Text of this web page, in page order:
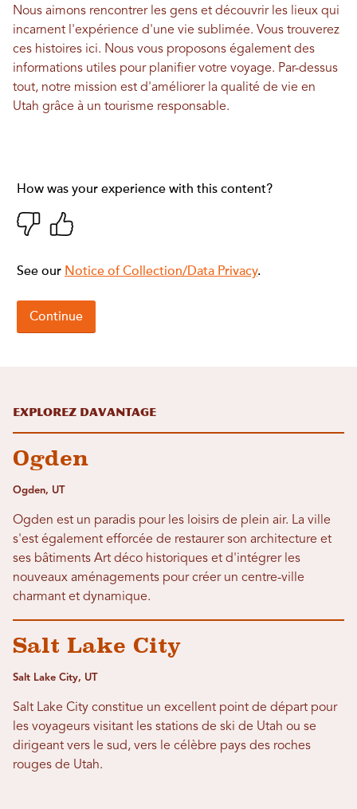
Nous aimons rencontrer les gens et découvrir les lieux qui
incarnent l'expérience d'une vie sublimée. Vous trouverez
ces histoires ici. Nous vous proposons également des
informations utiles pour planifier votre voyage. Par-dessus
tout, notre mission est d'améliorer la qualité de vie en
Utah grâce à un tourisme responsable.
Explorez davantage
Ogden
Ogden, UT
Ogden est un paradis pour les loisirs de plein air. La ville
s'est également efforcée de restaurer son architecture et
ses bâtiments Art déco historiques et d'intégrer les
nouveaux aménagements pour créer un centre-ville
charmant et dynamique.
Salt Lake City
Salt Lake City, UT
Salt Lake City constitue un excellent point de départ pour
les voyageurs visitant les stations de ski de Utah ou se
dirigeant vers le sud, vers le célèbre pays des roches
rouges de Utah.